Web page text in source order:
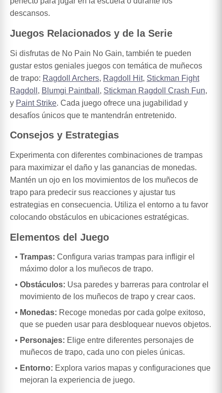
descansos.
Juegos Relacionados y de la Serie
Si disfrutas de No Pain No Gain, también te pueden
gustar estos geniales juegos con temática de muñecos
de trapo: Ragdoll Archers, Ragdoll Hit, Stickman Fight
Ragdoll , Blumgi Paintball , Stickman Ragdoll Crash Fun,
y Paint Strike. Cada juego ofrece una jugabilidad y
desafíos únicos que te mantendrán entretenido.
Consejos y Estrategias
Experimenta con diferentes combinaciones de trampas
para maximizar el daño y las ganancias de monedas.
Mantén un ojo en los movimientos de los muñecos de
trapo para predecir sus reacciones y ajustar tus
estrategias en consecuencia. Utiliza el entorno a tu favor
colocando obstáculos en ubicaciones estratégicas.
Elementos del Juego
Trampas: Configura varias trampas para infligir el
máximo dolor a los muñecos de trapo.
Obstáculos: Usa paredes y barreras para controlar el
movimiento de los muñecos de trapo y crear caos.
Monedas: Recoge monedas por cada golpe exitoso,
que se pueden usar para desbloquear nuevos objetos.
Personajes: Elige entre diferentes personajes de
muñecos de trapo, cada uno con pieles únicas.
Entorno: Explora varios mapas y configuraciones que
mejoran la experiencia de juego.